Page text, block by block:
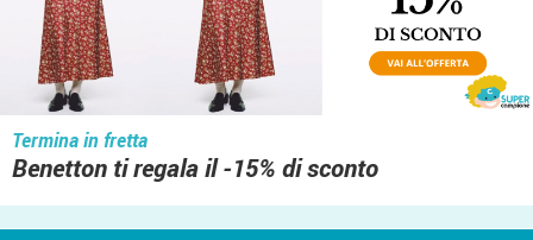
Termina in fretta
Benetton ti regala il -15% di sconto